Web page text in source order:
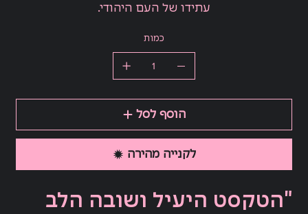
עתידו של העם היהודי.
כמות
הוסף לסל
לקנייה מהירה
"הטקסט היעיל ושובה הלב